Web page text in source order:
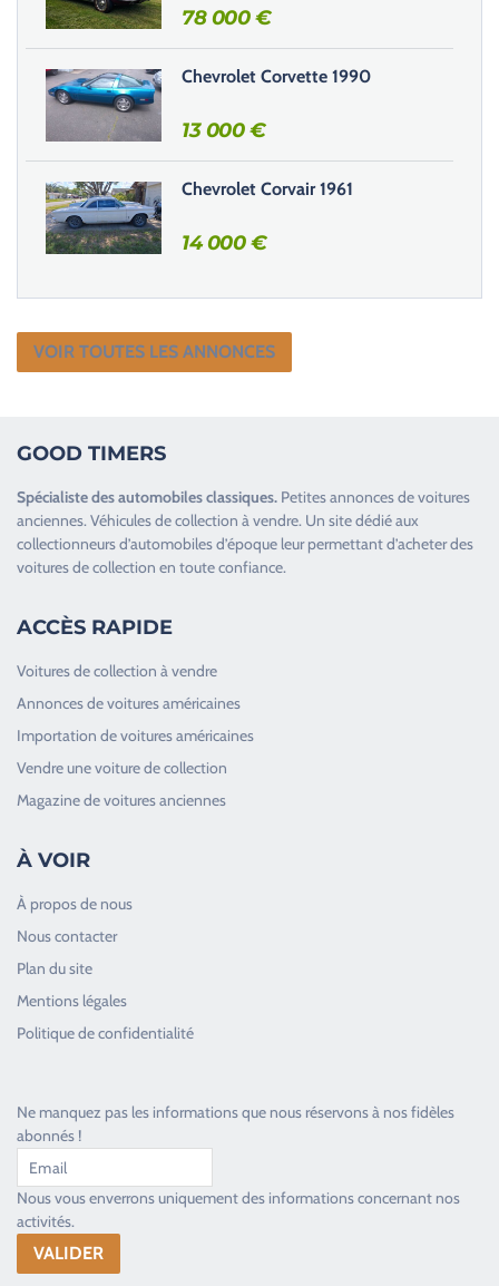
i
d
e
.
78 000€
Chevrolet Corvette 1990
13 000€
Chevrolet Corvair 1961
14 000€
VOIR TOUTES LES ANNONCES
GOOD TIMERS
Spécialiste desautomobiles classiques. Petites annonces devoitures
anciennes.Véhicules de collection à vendre. Un site dédié aux
collectionneurs d’automobiles d’époque leur permettant d’acheter des
voitures de collection en toute confiance.
ACCÈS RAPIDE
Voitures de collection à vendre
Annonces de voitures américaines
Importation de voitures américaines
Vendre une voiture de collection
Magazine de voitures anciennes
À VOIR
À propos de nous
Nous contacter
Plan du site
Mentions légales
Politique de confidentialité
Ne manquez pas les informations que nous réservons à nos fidèles
abonnés !
Nous vous enverrons uniquement des informations concernant nos
activités.
Toujours heureux d'aider les passionnés